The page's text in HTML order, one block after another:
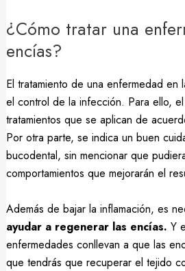
¿Cómo tratar una
encías?
El tratamiento de una enfermedad en
el control de la infección. Para ello,
tratamientos que se aplican de
Por otra parte, se indica un buen
bucodental, sin mencionar que
comportamientos que mejorarán el
Además de bajar la inflamación, es
ayudar a regenerar las encías. Y
enfermedades conllevan a que las
que tendrás que recuperar el tejido